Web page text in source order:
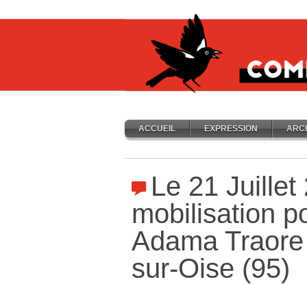
ACCUEIL EXPRESSION
Le 21 Juillet
mobilisation
Adama
sur-Oise (95)